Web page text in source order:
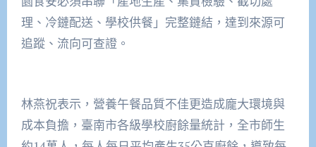
理、冷鏈配送、學校供餐」完整鏈結，達到來源可
追蹤、流向可查證。
林燕祝表示，營養午餐品質不佳更造成龐大環境與
成本負擔，臺南市各級學校廚餘量統計，全市師生